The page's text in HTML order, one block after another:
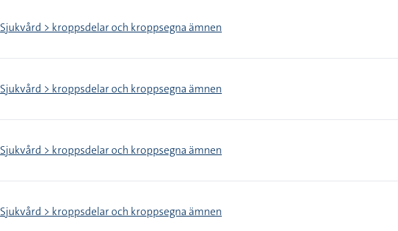
Sjukvård > kroppsdelar och kroppsegna ämnen
Sjukvård > kroppsdelar och kroppsegna ämnen
Sjukvård > kroppsdelar och kroppsegna ämnen
Sjukvård > kroppsdelar och kroppsegna ämnen